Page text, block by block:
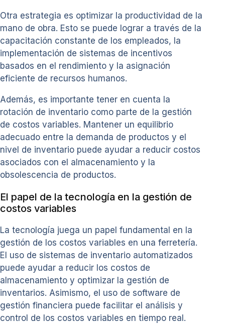
Otra estrategia es optimizar la productividad de la
mano de obra. Esto se puede lograr a través de la
capacitación constante de los empleados, la
implementación de sistemas de incentivos
basados en el rendimiento y la asignación
eficiente de recursos humanos.
Además, es importante tener en cuenta la
rotación de inventario como parte de la gestión
de costos variables. Mantener un equilibrio
adecuado entre la demanda de productos y el
nivel de inventario puede ayudar a reducir costos
asociados con el almacenamiento y la
obsolescencia de productos.
El papel de la tecnología en la gestión de
costos variables
La tecnología juega un papel fundamental en la
gestión de los costos variables en una ferretería.
El uso de sistemas de inventario automatizados
puede ayudar a reducir los costos de
almacenamiento y optimizar la gestión de
inventarios. Asimismo, el uso de software de
gestión financiera puede facilitar el análisis y
control de los costos variables en tiempo real.